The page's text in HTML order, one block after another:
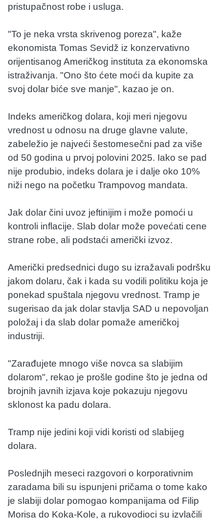
pristupačnost robe i usluga.
"To je neka vrsta skrivenog poreza", kaže
ekonomista Tomas Sevidž iz konzervativno
orijentisanog Američkog instituta za ekonomska
istraživanja. "Ono što ćete moći da kupite za
svoj dolar biće sve manje", kazao je on.
Indeks američkog dolara, koji meri njegovu
vrednost u odnosu na druge glavne valute,
zabeležio je najveći šestomesečni pad za više
od 50 godina u prvoj polovini 2025. Iako se pad
nije produbio, indeks dolara je i dalje oko 10%
niži nego na početku Trampovog mandata.
Jak dolar čini uvoz jeftinijim i može pomoći u
kontroli inflacije. Slab dolar može povećati cene
strane robe, ali podstaći američki izvoz.
Američki predsednici dugo su izražavali podršku
jakom dolaru, čak i kada su vodili politiku koja je
ponekad spuštala njegovu vrednost. Tramp je
sugerisao da jak dolar stavlja SAD u nepovoljan
položaj i da slab dolar pomaže američkoj
industriji.
"Zarađujete mnogo više novca sa slabijim
dolarom", rekao je prošle godine što je jedna od
brojnih javnih izjava koje pokazuju njegovu
sklonost ka padu dolara.
Tramp nije jedini koji vidi koristi od slabijeg
dolara.
Poslednjih meseci razgovori o korporativnim
zaradama bili su ispunjeni pričama o tome kako
je slabiji dolar pomogao kompanijama od Filip
Morisa do Koka-Kole, a rukovodioci su izvlačili